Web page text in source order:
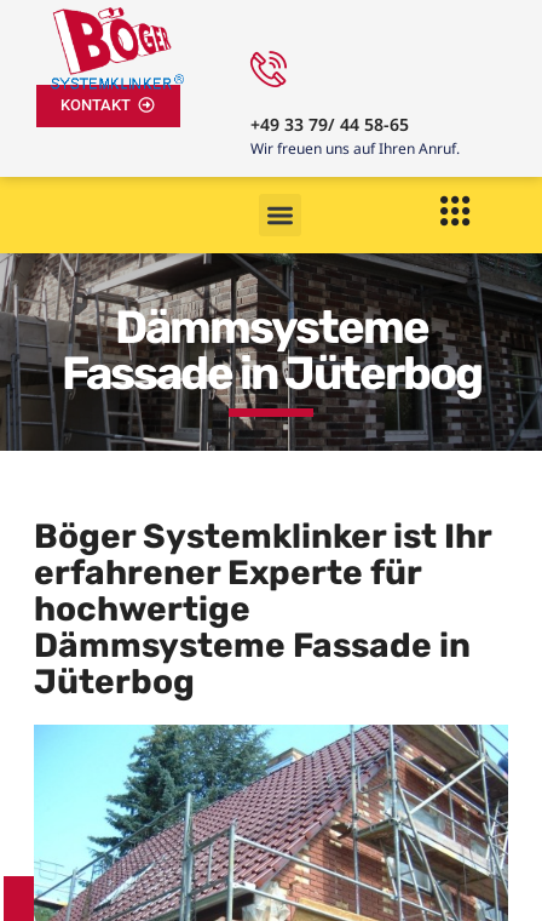
KONTAKT
+49 33 79/ 44 58-65
Wir freuen uns auf Ihren Anruf.
Dämmsysteme
Fassade in Jüterbog
Böger Systemklinker ist Ihr
erfahrener Experte für
hochwertige
Dämmsysteme Fassade in
Jüterbog